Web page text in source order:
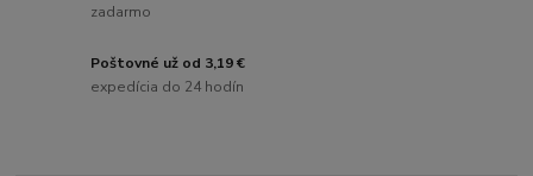
zadarmo
Poštovné už od 3,19 €
expedícia do 24 hodín